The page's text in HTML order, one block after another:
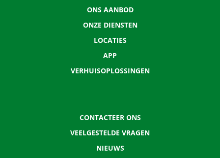
ONS AANBOD
ONZE DIENSTEN
LOCATIES
APP
VERHUISOPLOSSINGEN
CONTACTEER ONS
VEELGESTELDE VRAGEN
NIEUWS